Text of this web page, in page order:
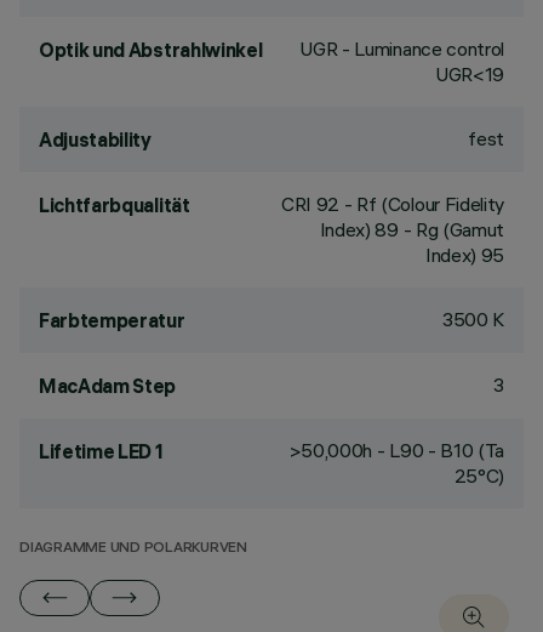
Optik und Abstrahlwinkel
UGR - Luminance control
UGR<19
Adjustability fest
Lichtfarbqualität CRI 92 - Rf (Colour Fidelity
Index) 89 - Rg (Gamut
Index) 95
Farbtemperatur 3500 K
MacAdam Step 3
Lifetime LED 1
>50,000h - L90 - B10 (Ta
25°C)
DIAGRAMME UND POLARKURVEN